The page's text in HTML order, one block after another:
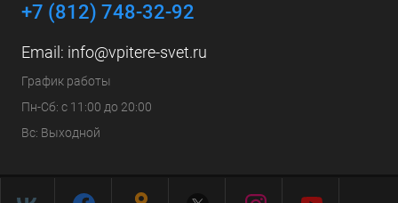
+7 (812) 748-32-92
Email: info@vpitere-svet.ru
График работы
Пн-Сб: с 11:00 до 20:00
Вс: Выходной